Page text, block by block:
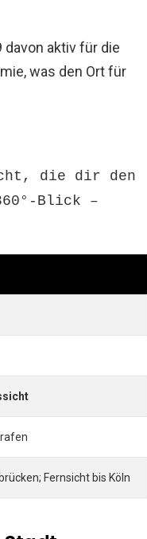
davon aktiv für die
was den Ort für
die dir den
Blick –
Fernsicht bis Köln